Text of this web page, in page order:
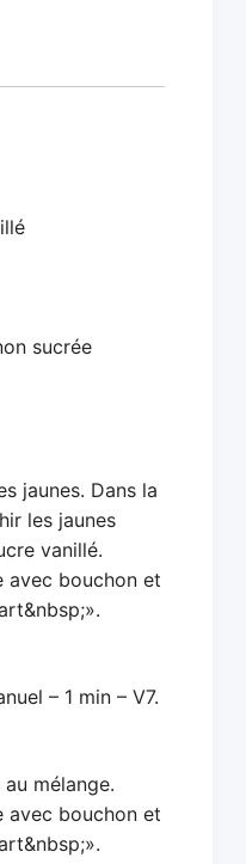
sucrée
jaunes. Dans la
les jaunes
vanillé.
avec bouchon et
– 1 min – V7.
mélange.
avec bouchon et